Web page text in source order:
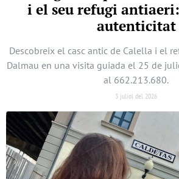
i el seu refugi
autenticitat
Descobreix el casc antic de Calella i el
Dalmau en una visita guiada el 25 de
al 662.213.680.
3 juliol del 2026